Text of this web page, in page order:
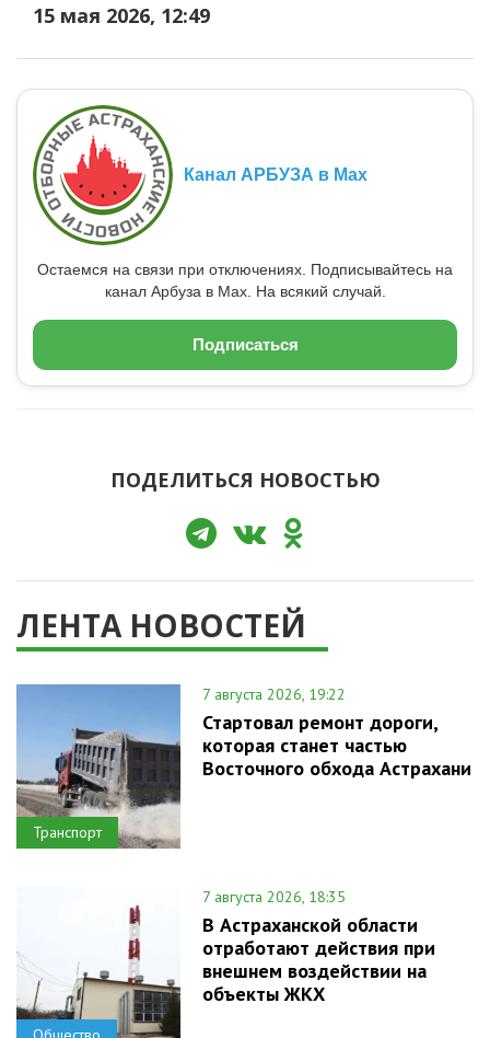
15 мая 2026, 12:49
Канал АРБУЗА в Max
Остаемся на связи при отключениях. Подписывайтесь на
канал Арбуза в Max. На всякий случай.
Подписаться
ПОДЕЛИТЬСЯ НОВОСТЬЮ
ЛЕНТА НОВОСТЕЙ
Транспорт
7 августа 2026, 19:22
Стартовал ремонт дороги,
которая станет частью
Восточного обхода Астрахани
7 августа 2026, 18:35
В Астраханской области
отработают действия при
внешнем воздействии на
объекты ЖКХ